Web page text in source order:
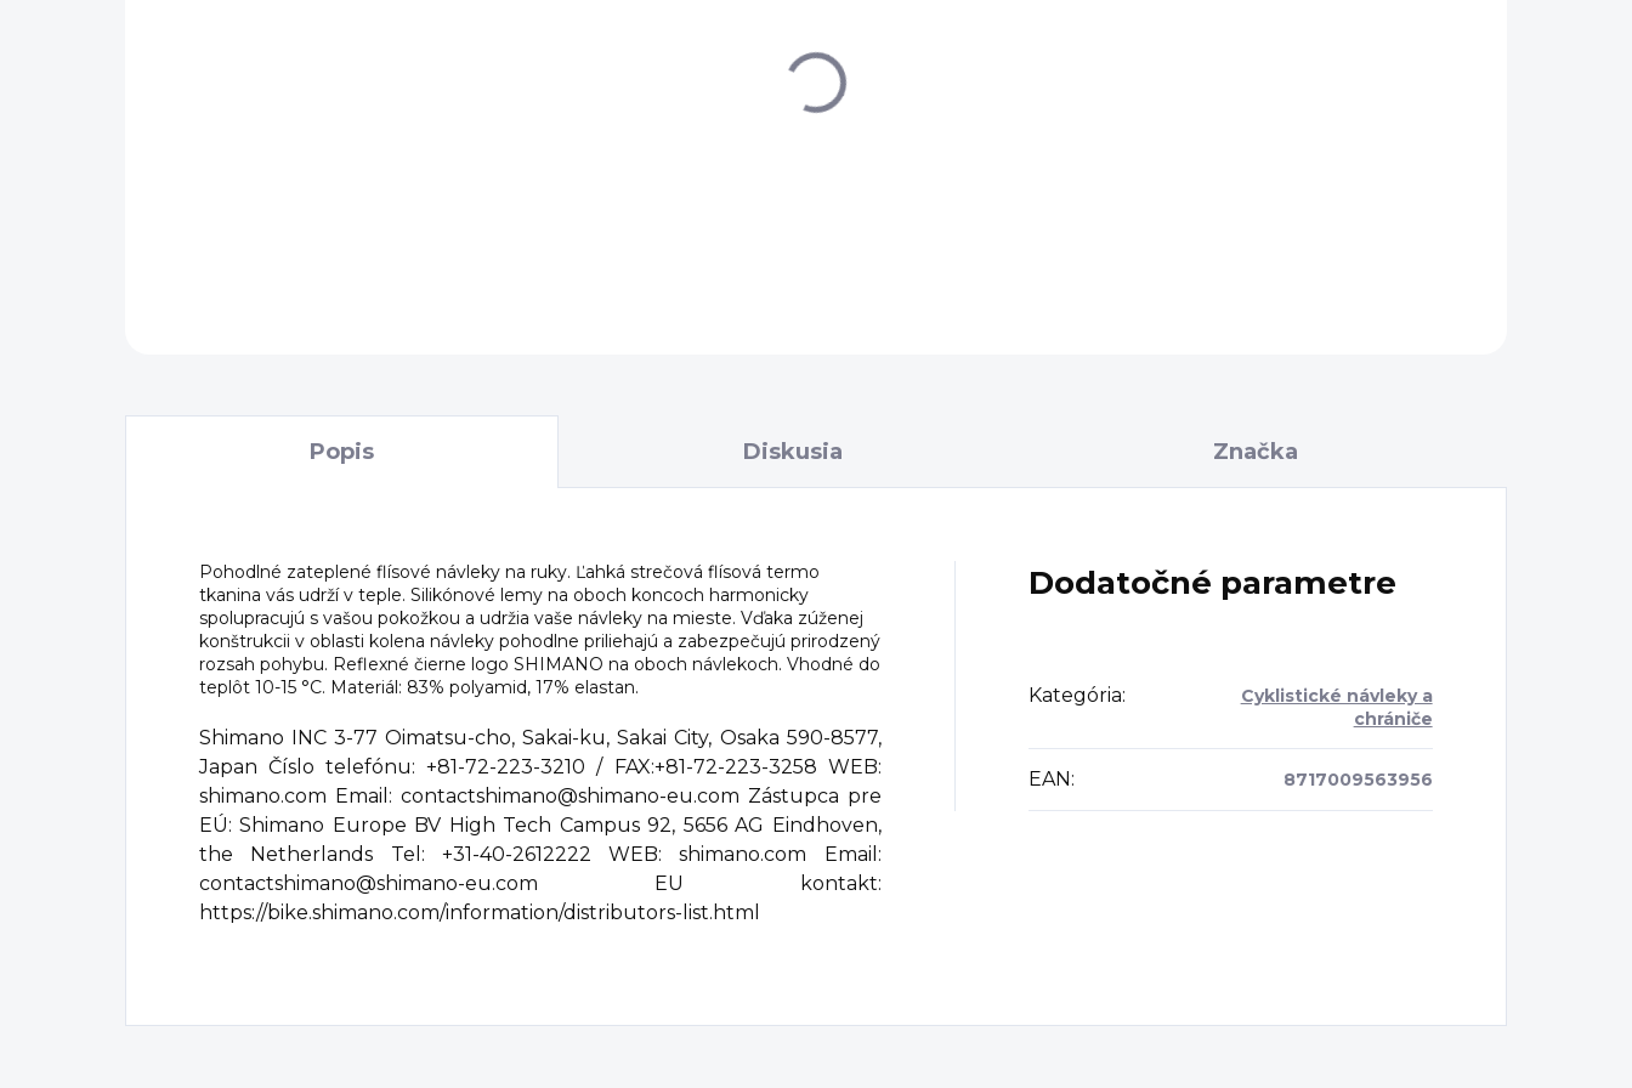
Popis Diskusia Značka
Pohodlné zateplené flísové návleky na ruky. Ľahká strečová flísová termo
tkanina vás udrží v teple. Silikónové lemy na oboch koncoch harmonicky
spolupracujú s vašou pokožkou a udržia vaše návleky na mieste. Vďaka zúženej
konštrukcii v oblasti kolena návleky pohodlne priliehajú a zabezpečujú prirodzený
rozsah pohybu. Reflexné čierne logo SHIMANO na oboch návlekoch. Vhodné do
teplôt 10-15 °C. Materiál: 83% polyamid, 17% elastan.
Shimano INC 3-77 Oimatsu-cho, Sakai-ku, Sakai City, Osaka 590-8577,
Japan Číslo telefónu: +81-72-223-3210 / FAX:+81-72-223-3258 WEB:
shimano.com Email: contactshimano@shimano-eu.com Zástupca pre
EÚ: Shimano Europe BV High Tech Campus 92, 5656 AG Eindhoven,
the Netherlands Tel: +31-40-2612222 WEB: shimano.com Email:
contactshimano@shimano-eu.com EU kontakt:
https://bike.shimano.com/information/distributors-list.html
Dodatočné parametre
Kategória:
Cyklistické návleky a
chrániče
EAN : 8717009563956